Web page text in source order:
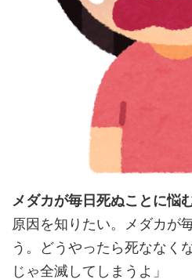
メダカが毎日死ぬことに悩
原因を知りたい。メダカが
う。どうやったら死ななく
じゃ全滅してしまうよ」